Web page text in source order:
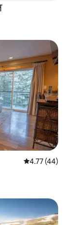
औसत रेटिंग 5 में
4.77 (44)